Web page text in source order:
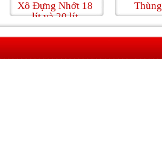
Xô Đựng Nhớt 18
lít và 20 lít
Thùng 18 lít